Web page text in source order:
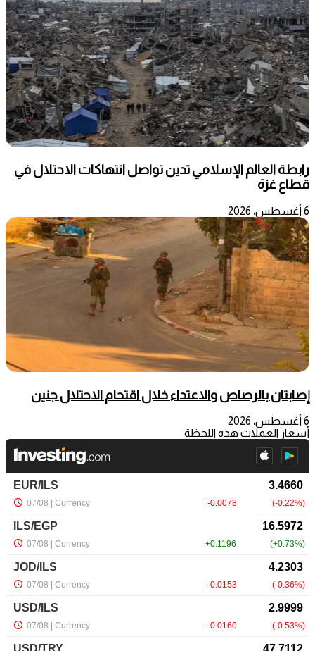
رابطة العالم الإسلامي تدين تواصل انتهاكات الاحتلال في
قطاع غزة
6 أغسطس، 2026
إصابتان بالرصاص والاعتداء خلال اقتحام الاحتلال جنين
6 أغسطس، 2026
أسعار العملات هذه اللحظة